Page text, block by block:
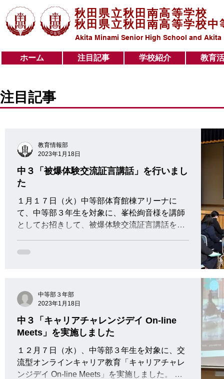
秋田県立秋田南高等学校
秋田県立秋田南高等学校中
Akita Minami Senior High School and
教育活動
学校紹介
注目記事
ホーム
ホーム 注目記事 学校紹介 教育
注目記事
中３「被爆体験交流証言講話」を行いまし
た
１月１７日（火）中等部体育館棟アリーナに
て、中等部３年生を対象に、峯松絢音様を講師
としてお招きして、被爆体験交流証言講話を行
を交えながら、分かりやすくお話していただき
教育情報部
2023年1月18日
中３「キャリアチャレンジデイ On-line
Meets」を実施しました
１２月７日（水）、中等部３年生を対象に、交
流型オンラインキャリア教育「キャリアチャレ
ンジデイ On-line Meets」を実施しました。 こ
中等部３年部
2023年1月18日